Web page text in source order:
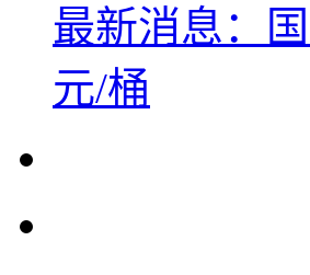
最新消息：
元/桶